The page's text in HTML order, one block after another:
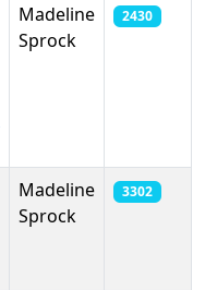
Madeline
Sprock
2430
Madeline
Sprock
3302